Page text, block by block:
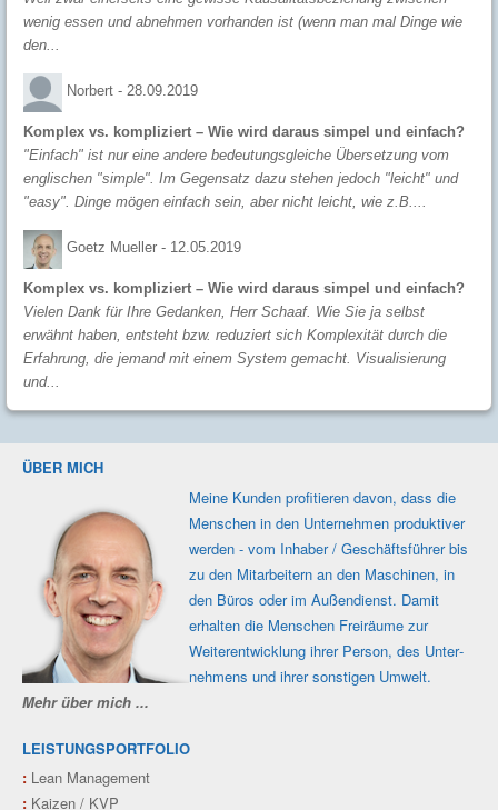
wenig essen und abnehmen vorhanden ist (wenn man mal Dinge wie
den...
Norbert - 28.09.2019
Komplex vs. kompliziert – Wie wird daraus simpel und einfach?
"Einfach" ist nur eine andere bedeutungsgleiche Übersetzung vom
englischen "simple". Im Gegensatz dazu stehen jedoch "leicht" und
"easy". Dinge mögen einfach sein, aber nicht leicht, wie z.B....
Goetz Mueller - 12.05.2019
Komplex vs. kompliziert – Wie wird daraus simpel und einfach?
Vielen Dank für Ihre Gedanken, Herr Schaaf. Wie Sie ja selbst
erwähnt haben, entsteht bzw. reduziert sich Komplexität durch die
Erfahrung, die jemand mit einem System gemacht. Visualisierung
und...
ÜBER MICH
Meine Kunden profi­tieren davon, dass die
Men­schen in den Unter­nehmen produk­tiver
werden - vom Inhaber / Geschäfts­führer bis
zu den Mit­ar­beitern an den Maschi­nen, in
den Büros oder im Außen­dienst. Damit
erhalten die Men­schen Frei­räume zur
Weiter­ent­wicklung ihrer Person, des Unter­
nehmens und ihrer sons­tigen Umwelt.
Mehr über mich ...
LEISTUNGSPORTFOLIO
: Lean Management
: Kaizen / KVP